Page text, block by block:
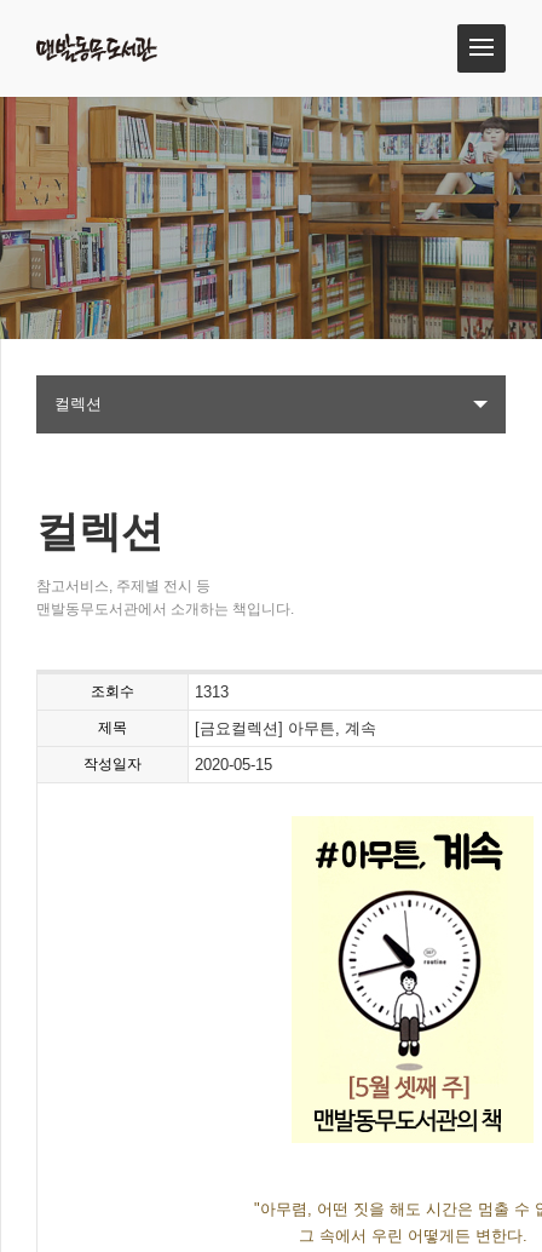
컬렉션
컬렉션
참고서비스, 주제별 전시 등
맨발동무도서관에서 소개하는 책입니다.
조회수 1313
제목 [금요컬렉션] 아무튼, 계속
작성일자 2020-05-15
"아무렴, 어떤 짓을 해도 시간은 멈출 수
그 속에서 우린 어떻게든 변한다.